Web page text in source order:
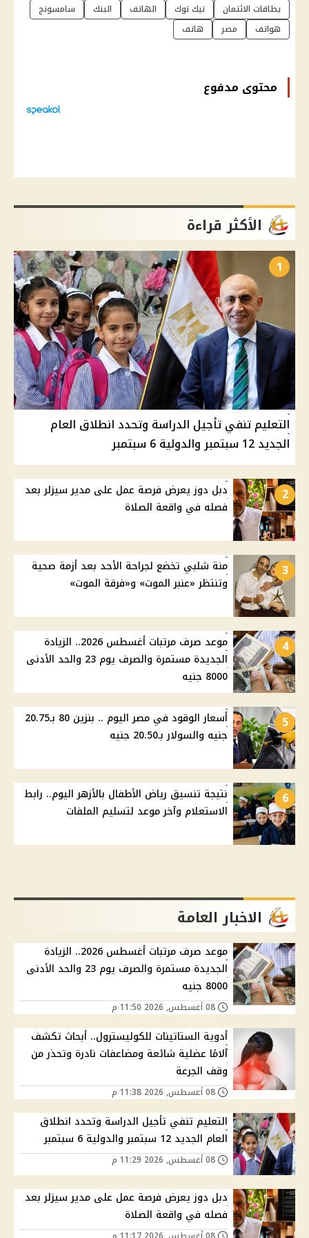
بطاقات الائتمان تيك توك الهاتف البنك
سامسونج
هواتف
مصر هاتف
محتوى مدفوع
الأكثر قراءة
1
التعليم تنفي تأجيل الدراسة وتحدد انطلاق العام
الجديد 12 سبتمبر والدولية 6 سبتمبر
2
دبل دوز يعرض فرصة عمل على مدير سيزلر بعد
فصله في واقعة الصلاة
3
منة شلبي تخضع لجراحة الأحد بعد أزمة صحية
وتنتظر «عنبر الموت» و«فرقة الموت»
4
موعد صرف مرتبات أغسطس 2026.. الزيادة
الجديدة مستمرة والصرف يوم 23 والحد الأدنى
8000 جنيه
5
أسعار الوقود في مصر اليوم .. بنزين 80 بـ20.75
جنيه والسولار بـ20.50 جنيه
6
نتيجة تنسيق رياض الأطفال بالأزهر اليوم.. رابط
الاستعلام وآخر موعد لتسليم الملفات
الاخبار العامة
موعد صرف مرتبات أغسطس 2026.. الزيادة
الجديدة مستمرة والصرف يوم 23 والحد الأدنى
8000 جنيه
أدوية الستاتينات للكوليسترول.. أبحاث تكشف
آلامًا عضلية شائعة ومضاعفات نادرة وتحذر من
وقف الجرعة
التعليم تنفي تأجيل الدراسة وتحدد انطلاق
العام الجديد 12 سبتمبر والدولية 6 سبتمبر
دبل دوز يعرض فرصة عمل على مدير سيزلر بعد
فصله في واقعة الصلاة